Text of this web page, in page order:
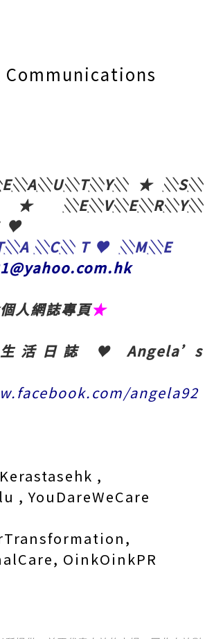
Communications
♥
░C░ T ♥ ░M░E
人網誌專頁★
活日誌 ♥Angela’s
angela92
,
, YouDareWeCare
OinkOinkPR